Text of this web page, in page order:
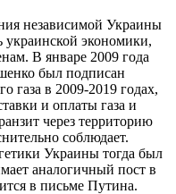
независимой Украины
украинской экономики,
В январе 2009 года
был подписан
газа в 2009-2019 годах,
и оплаты газа и
через территорию
соблюдает.
Украины тогда был
аналогичный пост в
в письме Путина.